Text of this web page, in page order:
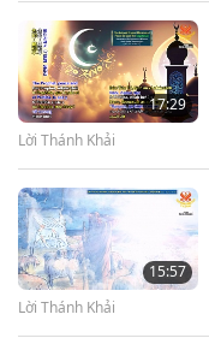
Lời Thánh Khải
10
Lời Thánh Khải
11
17:29
Lời Thánh Khải
15:57
Lời Thánh Khải